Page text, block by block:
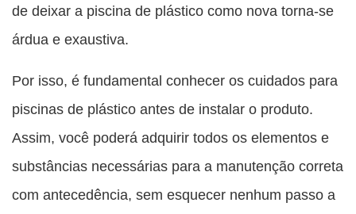
de deixar a piscina de plástico como nova torna-se
árdua e exaustiva.
Por isso, é fundamental conhecer os cuidados para
piscinas de plástico antes de instalar o produto.
Assim, você poderá adquirir todos os elementos e
substâncias necessárias para a manutenção correta
com antecedência, sem esquecer nenhum passo a